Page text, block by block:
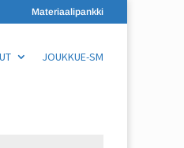
Materiaalipankki
JOUKKUE-SM